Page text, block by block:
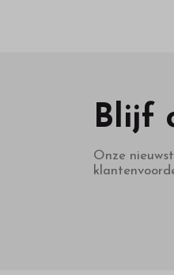
Blijf
Onze